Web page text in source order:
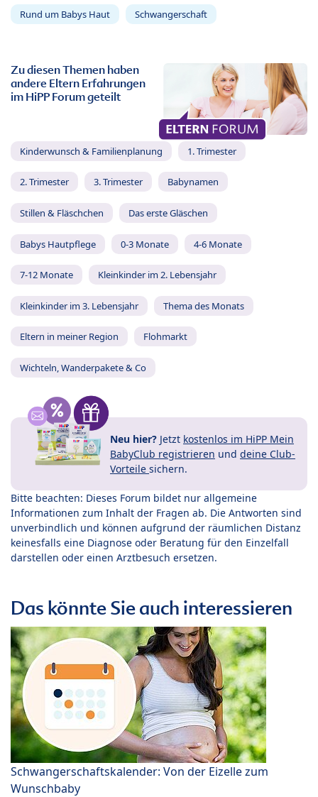
Rund um Babys Haut Schwangerschaft
Zu diesen Themen haben
andere Eltern Erfahrungen
im HiPP Forum geteilt
Kinderwunsch & Familienplanung 1. Trimester
2. Trimester 3. Trimester Babynamen
Stillen & Fläschchen Das erste Gläschen
Babys Hautpflege 0-3 Monate 4-6 Monate
7-12 Monate Kleinkinder im 2. Lebensjahr
Kleinkinder im 3. Lebensjahr Thema des Monats
Eltern in meiner Region Flohmarkt
Wichteln, Wanderpakete & Co
Neu hier? Jetzt kostenlos im HiPP Mein
BabyClub registrieren und deine Club-
Vorteile sichern.
Bitte beachten: Dieses Forum bildet nur allgemeine
Informationen zum Inhalt der Fragen ab. Die Antworten sind
unverbindlich und können aufgrund der räumlichen Distanz
keinesfalls eine Diagnose oder Beratung für den Einzelfall
darstellen oder einen Arztbesuch ersetzen.
Das könnte Sie auch interessieren
Schwangerschaftskalender: Von der Eizelle zum
Wunschbaby